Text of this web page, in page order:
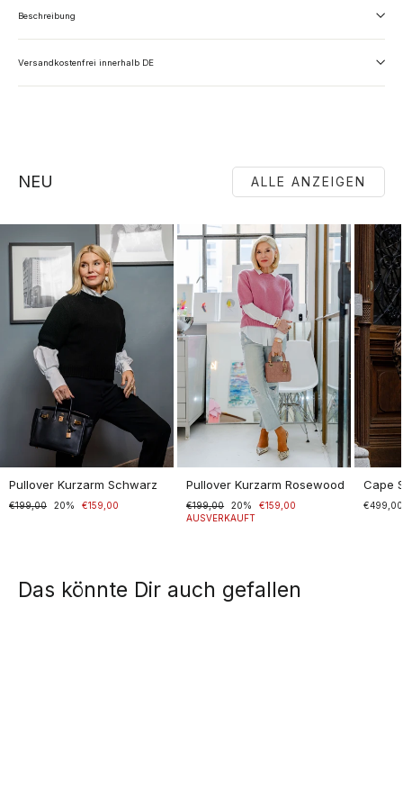
Beschreibung
Versandkostenfrei innerhalb DE
NEU ALLE ANZEIGEN
Pullover Kurzarm Schwarz
Normaler
€199,00
Sonderpreis20% €159,00
Pullover Kurzarm Rosewood
Normaler
Preis
€199,00
Sonderpreis20%
€159,00
AUSVERKAUFT
Cape
€499,00
Das könnte Dir auch gefallen